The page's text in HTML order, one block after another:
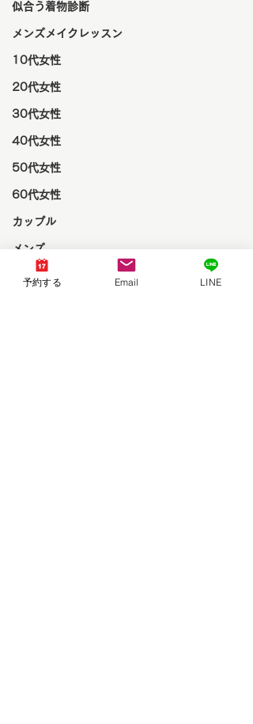
似合う着物診断
メンズメイクレッスン
10代女性
20代女性
30代女性
40代女性
50代女性
60代女性
カップル
メンズ
10代男性
顔タイプ診断倉敷
骨格診断岡山
パーソナルカラー診断岡山 顔タイプ診断岡山
予約する Email LINE